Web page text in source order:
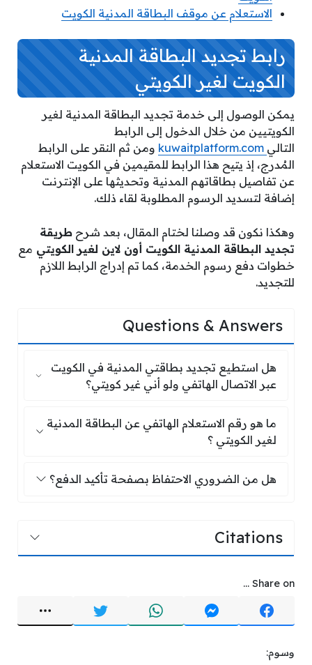
الاستعلام عن موقف البطاقة المدنية الكويت
رابط تجديد البطاقة المدنية
الكويت لغير الكويتي
يمكن الوصول إلى خدمة تجديد البطاقة المدنية لغير
الكويتيين من خلال الدخول إلى الرابط
التالي
ومن ثم النقر على الرابط
المُدرج، إذ يتيح هذا الرابط للمقيمين في الكويت الاستعلام
عن تفاصيل بطاقاتهم المدنية وتحديثها على الإنترنت
إضافة لتسديد الرسوم المطلوبة لقاء ذلك.
وهكذا نكون قد وصلنا لختام المقال، بعد شرح طريقة
تجديد البطاقة المدنية الكويت أون لاين لغير الكويتي مع
خطوات دفع رسوم الخدمة، كما تم إدراج الرابط اللازم
للتجديد.
Questions & Answers
هل استطيع تجديد بطاقتي المدنية في
هل استطيع تجديد بطاقتي المدنية في الكويت
عبر الاتصال الهاتفي ولو أني غير كويتي؟
ما هو رقم الاستعلام الهاتفي عن البطاقة
ما هو رقم الاستعلام الهاتفي عن البطاقة المدنية
لغير الكويتي ؟
هل من الضروري الاحتفاظ بصفحة تأكيد
هل من الضروري الاحتفاظ بصفحة تأكيد الدفع؟
Citations
Share on ...
وسوم: